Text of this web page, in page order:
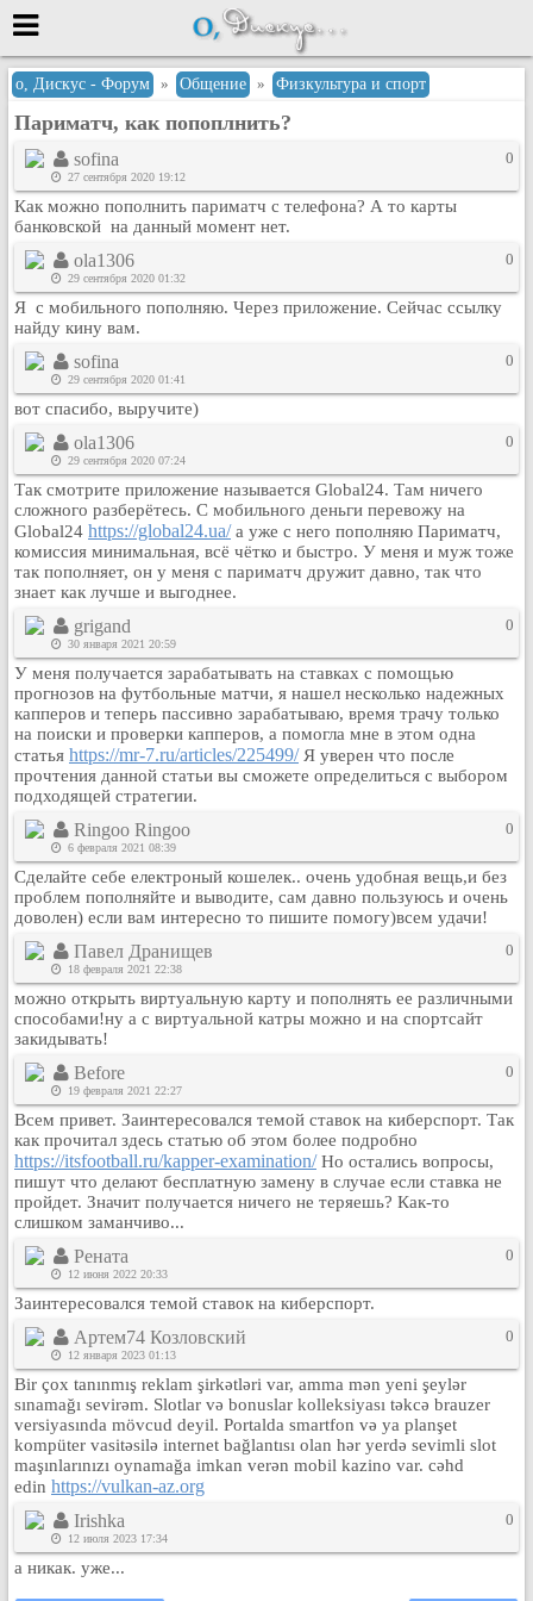
Меню
или войти через
Вход с 7ooo.ru
Регистрация
Забыли пароль?
Данные авторизации одинаковые с
сайтом 7ooo.ru
Форумы
Главная
Новые сообщения
Беседы
Игры
Кулинария
Физкультура и спорт
Видео и Кино
Авто. Мото.
Космос
Домашние питомцы
Медицина
Компьютер
Ещё
Пользователи / Поиск
Группы
Норм
Музыкальный архив
Видео архив
Дело
Организации
Объявления
Рейтинг сайтов
Полная версия сайта
о, Дискус - Форум » Общение » Физкультура и спорт
Париматч, как попоплнить?
sofina
27 сентября 2020 19:12
0
Как можно пополнить париматч с телефона? А то карты
банковской на данный момент нет.
ola1306
29 сентября 2020 01:32
0
Я с мобильного пополняю. Через приложение. Сейчас ссылку
найду кину вам.
sofina
29 сентября 2020 01:41
0
вот спасибо, выручите)
ola1306
29 сентября 2020 07:24
0
Так смотрите приложение называется Global24. Там ничего
сложного разберётесь. С мобильного деньги перевожу на
Global24 https://global24.ua/а уже с него пополняю Париматч,
комиссия минимальная, всё чётко и быстро. У меня и муж тоже
так пополняет, он у меня с париматч дружит давно, так что
знает как лучше и выгоднее.
grigand
30 января 2021 20:59
0
У меня получается зарабатывать на ставках с помощью
прогнозов на футбольные матчи, я нашел несколько надежных
капперов и теперь пассивно зарабатываю, время трачу только
на поиски и проверки капперов, а помогла мне в этом одна
статья https://mr-7.ru/articles/225499/Я уверен что после
прочтения данной статьи вы сможете определиться с выбором
подходящей стратегии.
Ringoo Ringoo
6 февраля 2021 08:39
0
Сделайте себе електроный кошелек.. очень удобная вещь,и без
проблем пополняйте и выводите, сам давно пользуюсь и очень
доволен) если вам интересно то пишите помогу)всем удачи!
Павел Дранищев
18 февраля 2021 22:38
0
можно открыть виртуальную карту и пополнять ее различными
способами!ну а с виртуальной катры можно и на спортсайт
закидывать!
Before
19 февраля 2021 22:27
0
Всем привет. Заинтересовался темой ставок на киберспорт. Так
как прочитал здесь статью об этом более подробно
https://itsfootball.ru/kapper-examination/Но остались вопросы,
пишут что делают бесплатную замену в случае если ставка не
пройдет. Значит получается ничего не теряешь? Как-то
слишком заманчиво...
Рената
12 июня 2022 20:33
0
Заинтересовался темой ставок на киберспорт.
Артем74 Козловский
12 января 2023 01:13
0
Bir çox tanınmış reklam şirkətləri var, amma mən yeni şeylər
sınamağı sevirəm. Slotlar və bonuslar kolleksiyası təkcə brauzer
versiyasında mövcud deyil. Portalda smartfon və ya planşet
kompüter vasitəsilə internet bağlantısı olan hər yerdə sevimli slot
maşınlarınızı oynamağa imkan verən mobil kazino var. cəhd
edin https://vulkan-az.org
Irishka
12 июля 2023 17:34
0
а никак. уже...